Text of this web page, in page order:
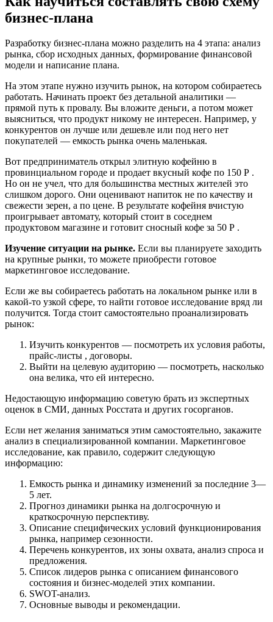
бизнес-плана
Разработку бизнес-плана можно разделить на 4 этапа: анализ
рынка, сбор исходных данных, формирование финансовой
модели и написание плана.
На этом этапе нужно изучить рынок, на котором собираетесь
работать. Начинать проект без детальной аналитики —
прямой путь к провалу. Вы вложите деньги, а потом может
выясниться, что продукт никому не интересен. Например, у
конкурентов он лучше или дешевле или под него нет
покупателей — емкость рынка очень маленькая.
Вот предприниматель открыл элитную кофейню в
провинциальном городе и продает вкусный кофе по 150 Р .
Но он не учел, что для большинства местных жителей это
слишком дорого. Они оценивают напиток не по качеству и
свежести зерен, а по цене. В результате кофейня вчистую
проигрывает автомату, который стоит в соседнем
продуктовом магазине и готовит сносный кофе за 50 Р .
Изучение ситуации на рынке. Если вы планируете заходить
на крупные рынки, то можете приобрести готовое
маркетинговое исследование.
Если же вы собираетесь работать на локальном рынке или в
какой-то узкой сфере, то найти готовое исследование вряд ли
получится. Тогда стоит самостоятельно проанализировать
рынок:
Изучить конкурентов — посмотреть их условия работы,
прайс-листы , договоры.
Выйти на целевую аудиторию — посмотреть, насколько
она велика, что ей интересно.
Недостающую информацию советую брать из экспертных
оценок в СМИ, данных Росстата и других госорганов.
Если нет желания заниматься этим самостоятельно, закажите
анализ в специализированной компании. Маркетинговое
исследование, как правило, содержит следующую
информацию:
Емкость рынка и динамику изменений за последние 3—
5 лет.
Прогноз динамики рынка на долгосрочную и
краткосрочную перспективу.
Описание специфических условий функционирования
рынка, например сезонности.
Перечень конкурентов, их зоны охвата, анализ спроса и
предложения.
Список лидеров рынка с описанием финансового
состояния и бизнес-моделей этих компании.
SWOT-анализ.
Основные выводы и рекомендации.